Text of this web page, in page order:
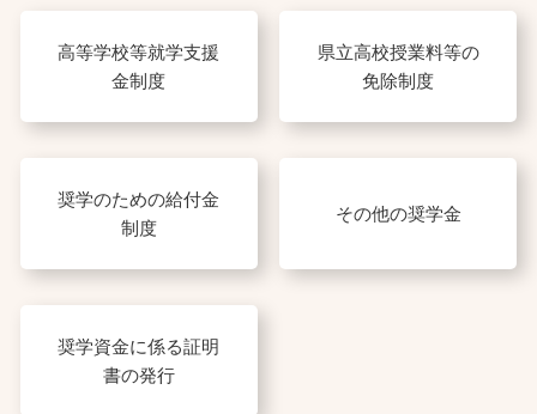
高等学校等就学支援
金制度
県立高校授業料等の
免除制度
奨学のための給付金
制度
その他の奨学金
奨学資金に係る証明
書の発行